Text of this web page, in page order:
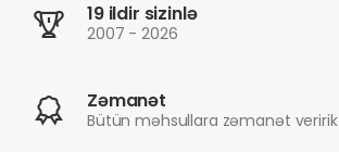
19 ildir sizinlə
2007 - 2026
Zəmanət
Bütün məhsullara zəmanət veririk